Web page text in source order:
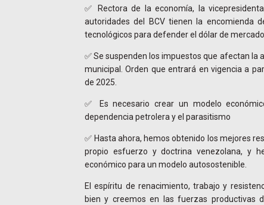
✅ Rectora de la economía, la
autoridades del BCV tienen la encomienda
tecnológicos para defender el dólar de
✅ Se suspenden los impuestos que afectan la
municipal. Orden que entrará en vigencia a
de 2025.
✅ Es necesario crear un modelo
dependencia petrolera y el parasitismo
✅ Hasta ahora, hemos obtenido los mejores
propio esfuerzo y doctrina venezolana, y
económico para un modelo autosostenible.
El espíritu de renacimiento, trabajo y
bien y creemos en las fuerzas productivas